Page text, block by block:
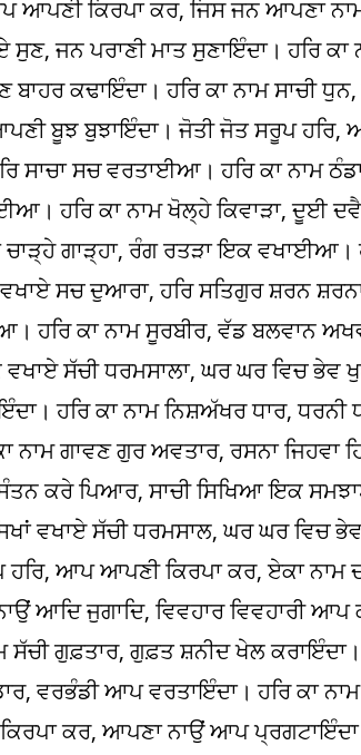
ਆਪਣੀ ਕਿਰਪਾ ਕਰ, ਜਿਸ ਜਨ ਆਪਣਾ
ਜਨ ਪਰਾਣੀ ਮਾਤ ਸੁਣਾਇੰਦਾ। ਹਰਿ
ਕਢਾਇੰਦਾ। ਹਰਿ ਕਾ ਨਾਮ ਸਾਚੀ
ਬੂਝ ਬੁਝਾਇੰਦਾ। ਜੋਤੀ ਜੋਤ ਸਰੂਪ
ਸਾਚਾ ਸਚ ਵਰਤਾਈਆ। ਹਰਿ ਕਾ ਨਾਮ
ਹਰਿ ਕਾ ਨਾਮ ਖੋਲ੍ਹੇ ਕਿਵਾੜਾ, ਦੂਈ
ਗਾੜ੍ਹਾ, ਰੰਗ ਰਤੜਾ ਇਕ ਵਖਾਈਆ।
ਸਚ ਦੁਆਰਾ, ਹਰਿ ਸਤਿਗੁਰ ਸ਼ਰਨ
ਕਾ ਨਾਮ ਸੂਰਬੀਰ, ਵੱਡ ਬਲਵਾਨ
ਸੱਚੀ ਧਰਮਸਾਲਾ, ਘਰ ਘਰ ਵਿਚ ਭੇਵ
ਹਰਿ ਕਾ ਨਾਮ ਨਿਸ਼ਅੱਖਰ ਧਾਰ,
ਗਾਵਣ ਗੁਰ ਅਵਤਾਰ, ਰਸਨਾ ਜਿਹਵਾ
ਕਰੇ ਪਿਆਰ, ਸਾਚੀ ਸਿਖਿਆ ਇਕ
ਵਖਾਏ ਸੱਚੀ ਧਰਮਸਾਲ, ਘਰ ਘਰ ਵਿਚ
ਆਪ ਆਪਣੀ ਕਿਰਪਾ ਕਰ, ਏਕਾ ਨਾਮ
ਆਦਿ ਜੁਗਾਦਿ, ਵਿਵਹਾਰ ਵਿਵਹਾਰੀ ਆਪ
ਸੱਚੀ ਗੁਫ਼ਤਾਰ, ਗੁਫ਼ਤ ਸ਼ਨੀਦ ਖੇਲ
ਵਰਭੰਡੀ ਆਪ ਵਰਤਾਇੰਦਾ। ਹਰਿ ਕਾ
ਕਰ, ਆਪਣਾ ਨਾਉਂ ਆਪ ਪ੍ਰਗਟਾਇੰਦਾ।